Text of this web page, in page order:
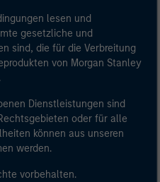
lesen und
gesetzliche und
sind, die für die Verbreitung
von Morgan Stanley
Dienstleistungen sind
oder für alle
können aus unseren
werden.
vorbehalten.